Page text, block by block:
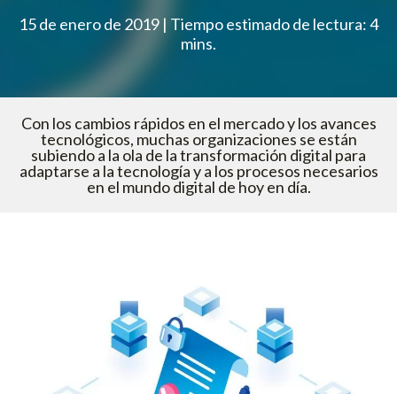
15 de enero de 2019 | Tiempo estimado de lectura: 4
mins.
Con los cambios rápidos en el mercado y los avances
tecnológicos, muchas organizaciones se están
subiendo a la ola de la transformación digital para
adaptarse a la tecnología y a los procesos necesarios
en el mundo digital de hoy en día.